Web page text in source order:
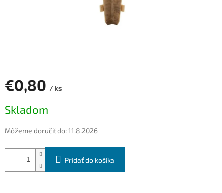
€0,80 / ks
cena:
Skladom
Môžeme doručiť do:11.8.2026
Pridať do košíka